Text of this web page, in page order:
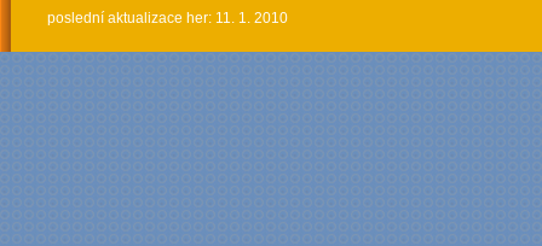
poslední aktualizace her: 11. 1. 2010